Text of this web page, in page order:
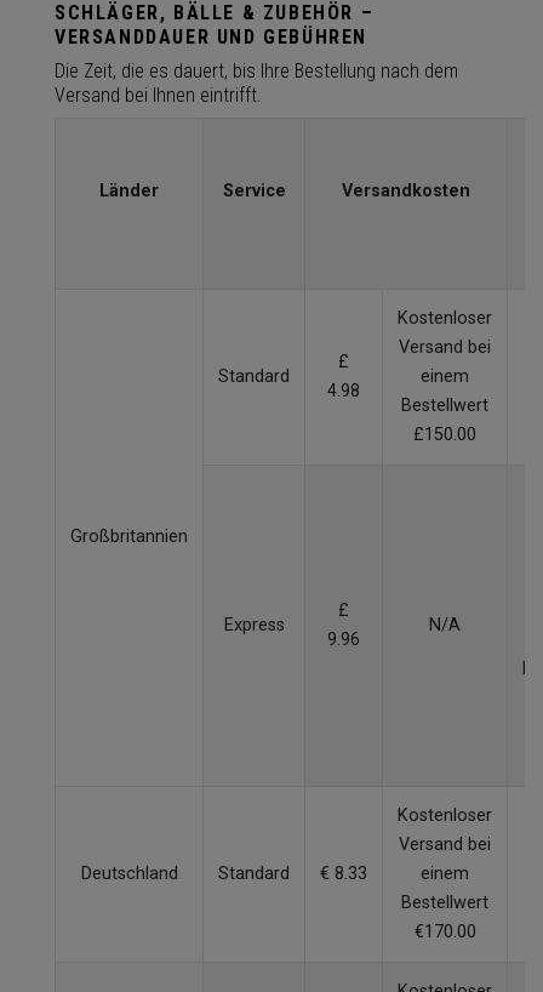
SCHLÄGER, BÄLLE & ZUBEHÖR –
VERSANDDAUER UND GEBÜHREN
Die Zeit, die es dauert, bis Ihre Bestellung nach dem
Versand bei Ihnen eintrifft.
Länder Service Versandkosten
Großbritannien
Standard
£
4.98
Kostenloser
Versand bei
einem
Bestellwert
£150.00
Express
£
9.96
N/A
Deutschland Standard € 8.33
Kostenloser
Versand bei
einem
Bestellwert
€170.00